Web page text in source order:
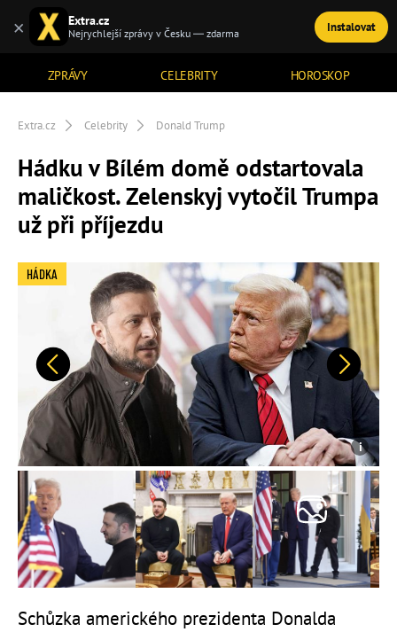
ZPRÁVY CELEBRITY HOROSKOP
TÉMATA
Extra.cz Celebrity Donald Trump
Hádku v Bílém domě odstartovala
maličkost. Zelenskyj vytočil Trumpa
už při příjezdu
Předchozí Další
HÁDKA
Schůzka amerického prezidenta Donalda
× Extra.cz
Nejrychlejší zprávy v Česku — zdarma Instalovat